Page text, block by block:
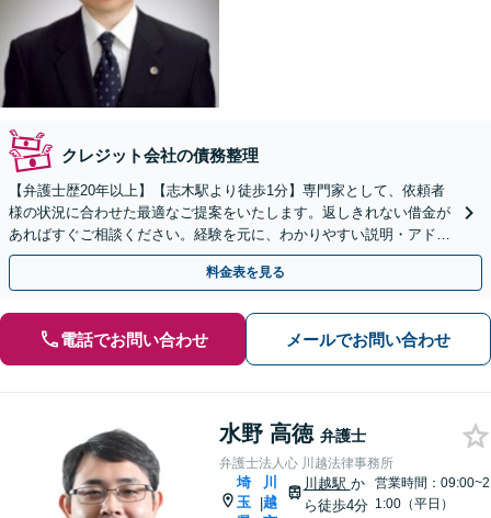
クレジット会社の債務整理
【弁護士歴20年以上】【志木駅より徒歩1分】専門家として、依頼者
様の状況に合わせた最適なご提案をいたします。返しきれない借金が
あればすぐご相談ください。経験を元に、わかりやすい説明・アドバ
イスをいたします【初回面談無料】
料金表を見る
電話でお問い合わせ メールでお問い合わせ
水野 高徳 弁護士
弁護士法人心 川越法律事務所
埼
玉 |
川
越
川越駅 か
ら徒歩4分
営業時間：09:00~2
1:00（平日）